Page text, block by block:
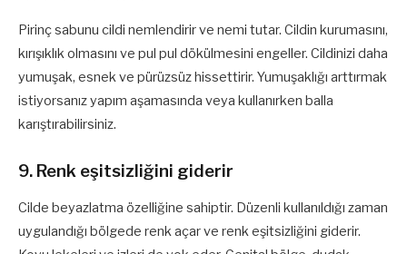
Pirinç sabunu cildi nemlendirir ve nemi tutar. Cildin kurumasını,
kırışıklık olmasını ve pul pul dökülmesini engeller. Cildinizi daha
yumuşak, esnek ve pürüzsüz hissettirir. Yumuşaklığı arttırmak
istiyorsanız yapım aşamasında veya kullanırken balla
karıştırabilirsiniz.
9. Renk eşitsizliğini giderir
Cilde beyazlatma özelliğine sahiptir. Düzenli kullanıldığı zaman
uygulandığı bölgede renk açar ve renk eşitsizliğini giderir.